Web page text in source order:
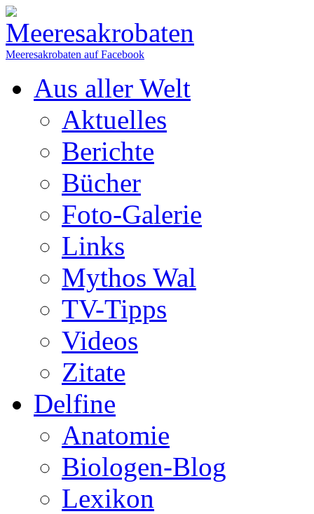
Meeresakrobaten auf Facebook
Aus aller Welt
Aktuelles
Berichte
Bücher
Foto-Galerie
Links
Mythos Wal
TV-Tipps
Videos
Zitate
Delfine
Anatomie
Biologen-Blog
Lexikon